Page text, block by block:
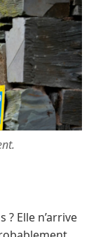
Elle n’arrive